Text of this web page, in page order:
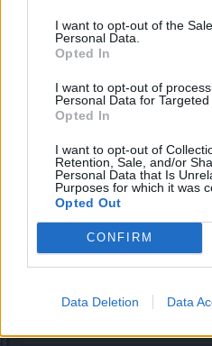
I want to opt-out of the
Personal Data.
Opted In
I want to opt-out of
Personal Data for Targeted
Opted In
I want to opt-out of
Retention, Sale, and/or
Personal Data that Is
Purposes for which it was
Opted Out
CONFIRM
Data Deletion Data
24 Mai 2018
kassim
Foren-Graf
naja ist ja nicht schlecht das
nächsten monats finde es
wieso wird nicht erst das
tage später das event umso
werden zubeheben und die
die neuen skills zugewöhnen
und nicht alles auf einemal